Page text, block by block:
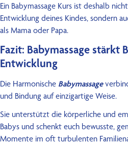
Ein Babymassage Kurs ist deshalb
Entwicklung deines Kindes, sondern
als Mama oder Papa.
Fazit: Babymassage stärkt
Entwicklung
Die Harmonische Babymassage
und Bindung auf einzigartige Weise.
Sie unterstützt die körperliche und
Babys und schenkt euch bewusste,
Momente im oft turbulenten